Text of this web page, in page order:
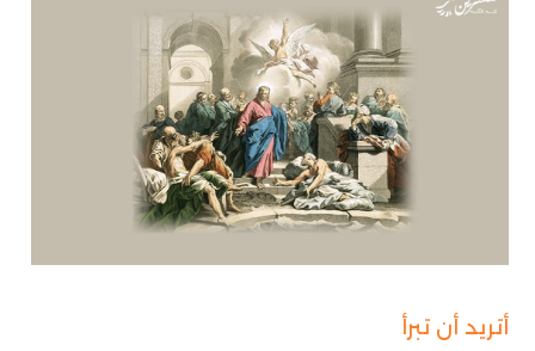
أتريد أن تبرأ